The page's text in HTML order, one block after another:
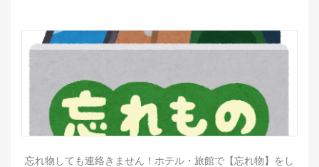
忘れ物しても連絡きません！ホテル・旅館で【忘れ物】をし